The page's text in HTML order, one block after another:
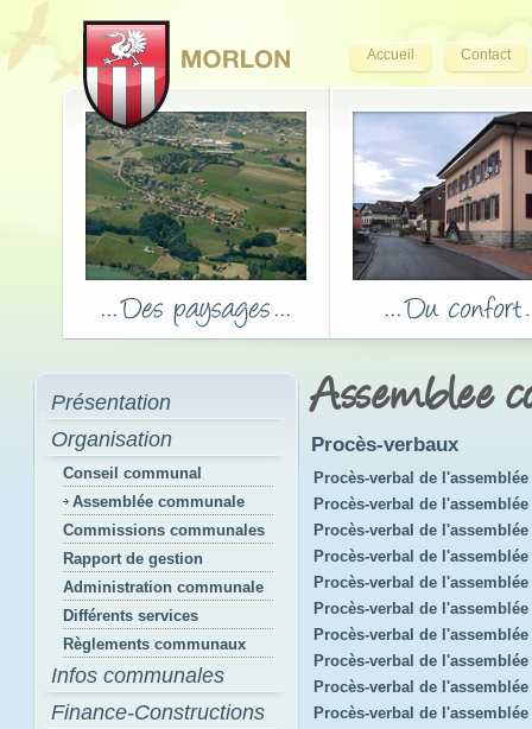
Accueil Contact
Présentation
Organisation
Conseil communal
Assemblée communale
Commissions communales
Rapport de gestion
Administration communale
Différents services
Règlements communaux
Infos communales
Finance-Constructions
Assemblee
Procès-verbaux
Procès-verbal de
Procès-verbal de
Procès-verbal de
Procès-verbal de
Procès-verbal de
Procès-verbal de
Procès-verbal de
Procès-verbal de
Procès-verbal de
Procès-verbal de